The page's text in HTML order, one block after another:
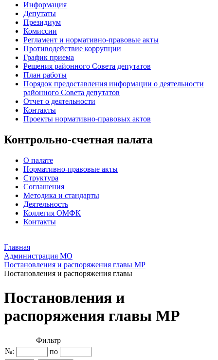
Информация
Депутаты
Президиум
Комиссии
Регламент и нормативно-правовые акты
Противодействие коррупции
График приема
Решения районного Совета депутатов
План работы
Порядок предоставления информации о деятельности
районного Совета депутатов
Отчет о деятельности
Контакты
Проекты нормативно-правовых актов
Контрольно-счетная палата
О палате
Нормативно-правовые акты
Структура
Соглашения
Методика и стандарты
Деятельность
Коллегия ОМФК
Контакты
Главная
Администрация МО
Постановления и распоряжения главы МР
Постановления и распоряжения главы
Постановления и
распоряжения главы МР
Фильтр
№:
по